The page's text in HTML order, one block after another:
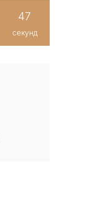
46
секунд